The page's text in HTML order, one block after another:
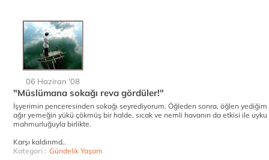
06 Haziran '08
"Müslümana sokağı reva gördüler!"
İşyerimin penceresinden sokağı seyrediyorum. Öğleden sonra, öğlen yediğim
ağır yemeğin yükü çökmüş bir halde, sıcak ve nemli havanın da etkisi ile uyku
mahmurluğuyla birlikte.
Karşı kaldırımd..
Kategori : Gündelik Yaşam